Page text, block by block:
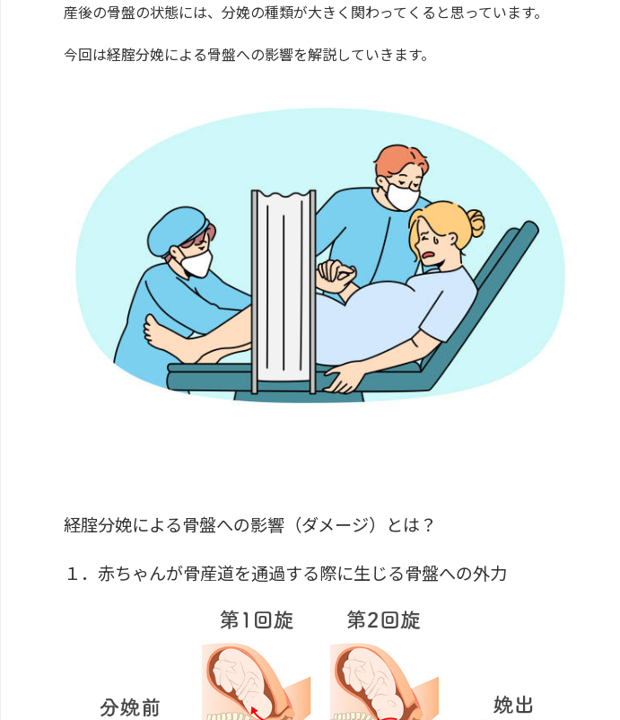
産後の骨盤の状態には、分娩の種類が大きく関わってくると思っています。
今回は経腟分娩による骨盤への影響を解説していきます。
経腟分娩による骨盤への影響（ダメージ）とは？
１．赤ちゃんが骨産道を通過する際に生じる骨盤への外力